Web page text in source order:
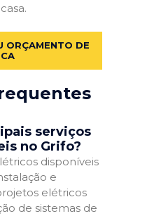
ORÇAMENTO DE
serviços
no Grifo?
disponíveis
e
elétricos
de sistemas de